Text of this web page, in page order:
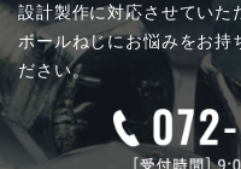
設計製作に対応させていた
ボールねじにお悩みをお持
ださい。